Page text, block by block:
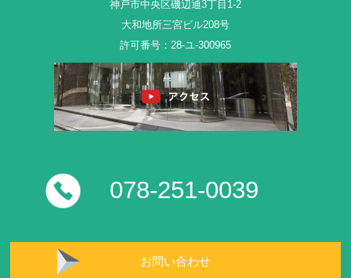
神戸市中央区磯辺通3丁目1-2
大和地所三宮ビル208号
許可番号：28-ユ-300965
078-251-0039
お問い合わせ